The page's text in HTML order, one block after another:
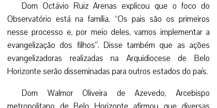
contribuir para a Igreja e ampliar as nossas ações. Esse é
um compromisso para estreitarmos os nossos laços e
articularmos as nossas diversas instituições de pesquisa”.
Este ano serão instalados mais quatro Observatórios
da Nova Evangelização, distribuídos pelas cidades do Rio
de Janeiro, Buenos Aires, Santiago do Chile e Medellín.
(EPC)